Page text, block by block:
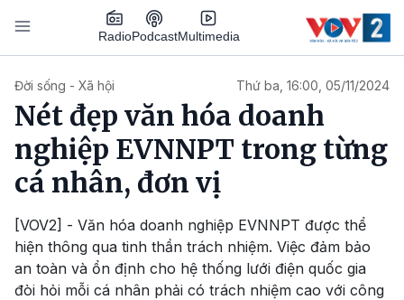
Nhảy đến nội dung
RadioPodcastMultimedia
Đời sống - Xã hội Thứ ba, 16:00, 05/11/2024
Nét đẹp văn hóa doanh
nghiệp EVNNPT trong từng
cá nhân, đơn vị
[VOV2] - Văn hóa doanh nghiệp EVNNPT được thể
hiện thông qua tinh thần trách nhiệm. Việc đảm bảo
an toàn và ổn định cho hệ thống lưới điện quốc gia
đòi hỏi mỗi cá nhân phải có trách nhiệm cao với công